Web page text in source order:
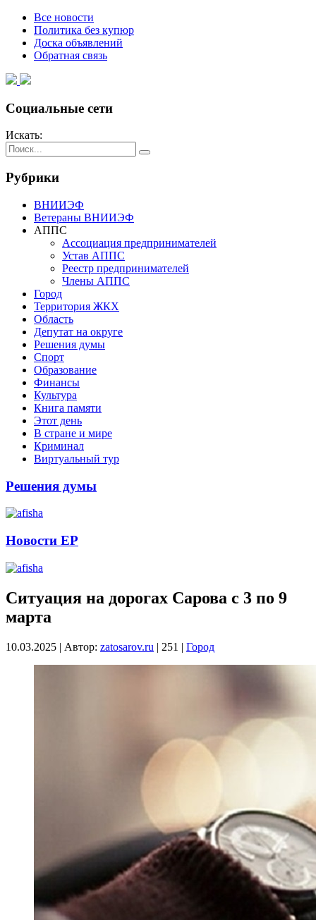
Все новости
Политика без купюр
Доска объявлений
Обратная связь
Социальные сети
Искать:
Рубрики
ВНИИЭФ
Ветераны ВНИИЭФ
АППС
Ассоциация предпринимателей
Устав АППС
Реестр предпринимателей
Члены АППС
Город
Территория ЖКХ
Область
Депутат на округе
Решения думы
Спорт
Образование
Финансы
Культура
Книга памяти
Этот день
В стране и мире
Криминал
Виртуальный тур
Решения думы
Новости ЕР
Ситуация на дорогах Сарова с 3 по 9
марта
10.03.2025 | Автор: zatosarov.ru | 251 | Город